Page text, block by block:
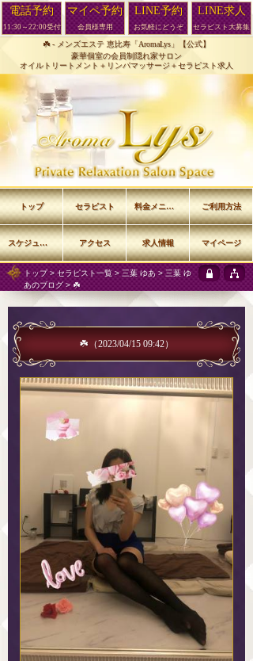
☘️ - メンズエステ 恵比寿「AromaLys」【公式】
豪華個室の会員制隠れ家サロン
オイルトリートメント＋リンパマッサージ＋セラピスト求人
トップ> セラピスト一覧 >三葉 ゆあ >三葉 ゆ
あのブログ> ☘️
☘️（2023/04/15 09:42）
トップ セラピスト 料金メニュー ご利用方法
スケジュール アクセス 求人情報 マイページ
電話予約
11:30～22:00受付
マイペ予約
会員様専用
LINE予約
お気軽にどうぞ
LINE求人
セラピスト大募集